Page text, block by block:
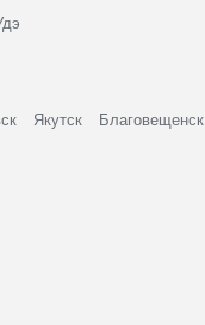
Якутск
Благовещенск